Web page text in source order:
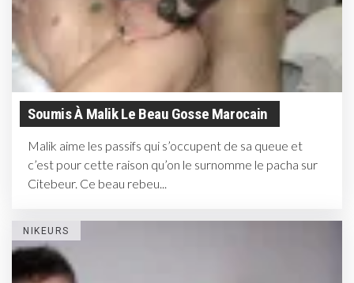
Soumis À Malik Le Beau Gosse Marocain
Malik aime les passifs qui s’occupent de sa queue et
c’est pour cette raison qu’on le surnomme le pacha sur
Citebeur. Ce beau rebeu...
NIKEURS